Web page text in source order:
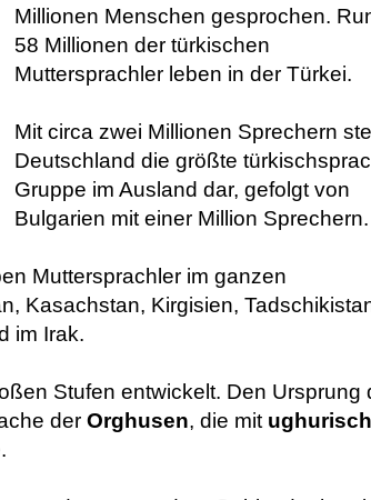
Millionen Menschen gesprochen.
58 Millionen der türkischen
Muttersprachler leben in der Türkei.
Mit circa zwei Millionen Sprechern
Deutschland die größte
Gruppe im Ausland dar, gefolgt von
Bulgarien mit einer Million Sprechern.
Muttersprachler im ganzen
Kasachstan, Kirgisien,
im Irak.
Stufen entwickelt. Den Ursprung
der Orghusen, die mit